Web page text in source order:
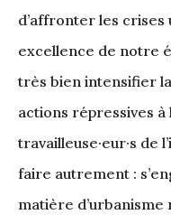
d’affronter les crises
excellence de notre
très bien intensifier
actions répressives à
travailleuse·eur·s de
faire autrement :
matière d’urbanisme